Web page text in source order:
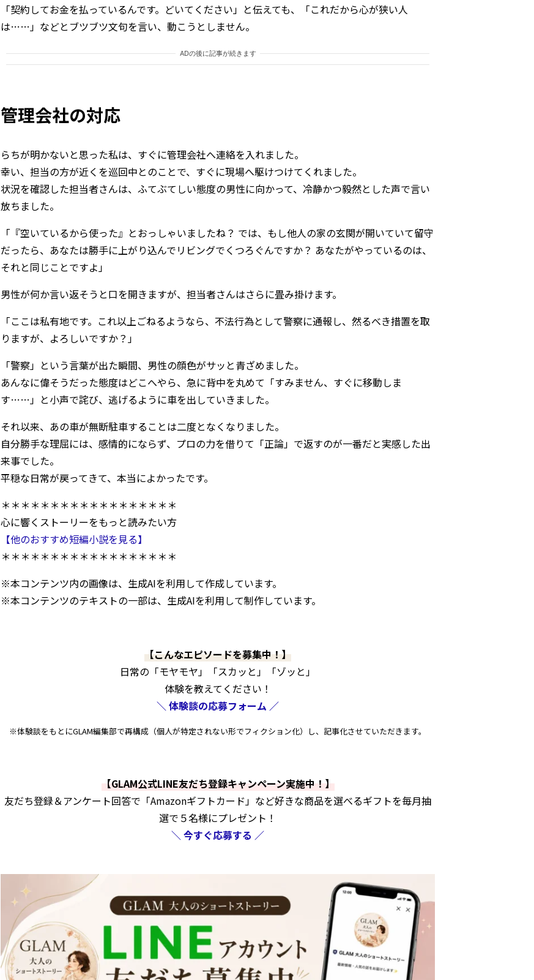
「契約してお金を払っているんです。どいてください」と伝えても、「これだから心が狭い人
は……」などとブツブツ文句を言い、動こうとしません。
ADの後に記事が続きます
管理会社の対応
らちが明かないと思った私は、すぐに管理会社へ連絡を入れました。
幸い、担当の方が近くを巡回中とのことで、すぐに現場へ駆けつけてくれました。
状況を確認した担当者さんは、ふてぶてしい態度の男性に向かって、冷静かつ毅然とした声で言い
放ちました。
「『空いているから使った』とおっしゃいましたね？ では、もし他人の家の玄関が開いていて留守
だったら、あなたは勝手に上がり込んでリビングでくつろぐんですか？ あなたがやっているのは、
それと同じことですよ」
男性が何か言い返そうと口を開きますが、担当者さんはさらに畳み掛けます。
「ここは私有地です。これ以上ごねるようなら、不法行為として警察に通報し、然るべき措置を取
りますが、よろしいですか？」
「警察」という言葉が出た瞬間、男性の顔色がサッと青ざめました。
あんなに偉そうだった態度はどこへやら、急に背中を丸めて「すみません、すぐに移動しま
す……」と小声で詫び、逃げるように車を出していきました。
それ以来、あの車が無断駐車することは二度となくなりました。
自分勝手な理屈には、感情的にならず、プロの力を借りて「正論」で返すのが一番だと実感した出
来事でした。
平穏な日常が戻ってきて、本当によかったです。
＊＊＊＊＊＊＊＊＊＊＊＊＊＊＊＊＊＊
心に響くストーリーをもっと読みたい方
【他のおすすめ短編小説を見る】
＊＊＊＊＊＊＊＊＊＊＊＊＊＊＊＊＊＊
※本コンテンツ内の画像は、生成AIを利用して作成しています。
※本コンテンツのテキストの一部は、生成AIを利用して制作しています。
【こんなエピソードを募集中！】
日常の「モヤモヤ」「スカッと」「ゾッと」
体験を教えてください！
＼ 体験談の応募フォーム ／
※体験談をもとにGLAM編集部で再構成（個人が特定されない形でフィクション化）し、記事化させていただきます。
【GLAM公式LINE友だち登録キャンペーン実施中！】
友だち登録＆アンケート回答で「Amazonギフトカード」など好きな商品を選べるギフトを毎月抽
選で５名様にプレゼント！
＼ 今すぐ応募する ／